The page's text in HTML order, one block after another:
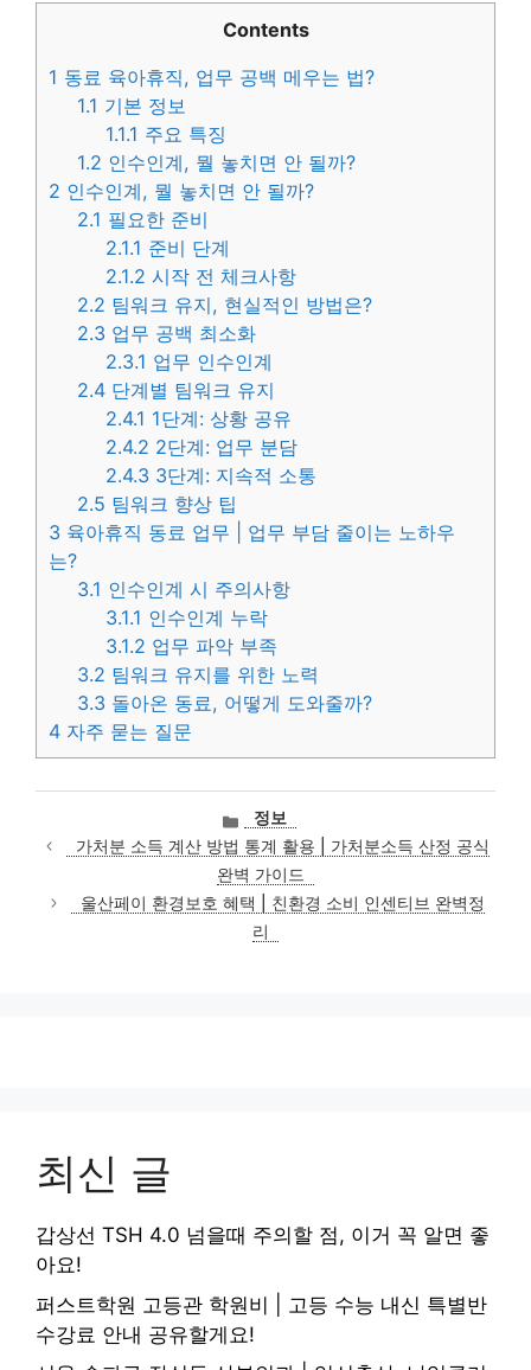
Contents
1 동료 육아휴직, 업무 공백 메우는 법?
1.1 기본 정보
1.1.1 주요 특징
1.2 인수인계, 뭘 놓치면 안 될까?
2 인수인계, 뭘 놓치면 안 될까?
2.1 필요한 준비
2.1.1 준비 단계
2.1.2 시작 전 체크사항
2.2 팀워크 유지, 현실적인 방법은?
2.3 업무 공백 최소화
2.3.1 업무 인수인계
2.4 단계별 팀워크 유지
2.4.1 1단계: 상황 공유
2.4.2 2단계: 업무 분담
2.4.3 3단계: 지속적 소통
2.5 팀워크 향상 팁
3 육아휴직 동료 업무 | 업무 부담 줄이는 노하우
는?
3.1 인수인계 시 주의사항
3.1.1 인수인계 누락
3.1.2 업무 파악 부족
3.2 팀워크 유지를 위한 노력
3.3 돌아온 동료, 어떻게 도와줄까?
4 자주 묻는 질문
카
테
고
리
정보
가처분 소득 계산 방법 통계 활용 | 가처분소득 산정 공식
완벽 가이드
울산페이 환경보호 혜택 | 친환경 소비 인센티브 완벽정
리
최신 글
갑상선 TSH 4.0 넘을때 주의할 점, 이거 꼭 알면 좋
아요!
퍼스트학원 고등관 학원비 | 고등 수능 내신 특별반
수강료 안내 공유할게요!